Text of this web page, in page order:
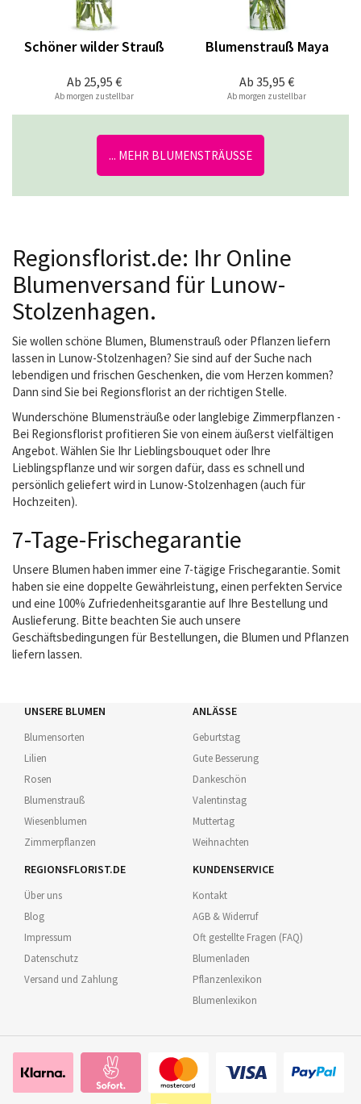
Ab 25,95 €
Schöner wilder Strauß
Ab morgen zustellbar
Ab 35,95 €
Blumenstrauß Maya
Ab morgen zustellbar
... MEHR BLUMENSTRÄUSSE
Regionsflorist.de: Ihr Online
Blumenversand für Lunow-
Stolzenhagen.
Sie wollen schöne Blumen, Blumenstrauß oder Pflanzen liefern
lassen in Lunow-Stolzenhagen? Sie sind auf der Suche nach
lebendigen und frischen Geschenken, die vom Herzen kommen?
Dann sind Sie bei Regionsflorist an der richtigen Stelle.
Wunderschöne Blumensträuße oder langlebige Zimmerpflanzen -
Bei Regionsflorist profitieren Sie von einem äußerst vielfältigen
Angebot. Wählen Sie Ihr Lieblingsbouquet oder Ihre
Lieblingspflanze und wir sorgen dafür, dass es schnell und
persönlich geliefert wird in Lunow-Stolzenhagen (auch für
Hochzeiten).
7-Tage-Frischegarantie
Unsere Blumen haben immer eine 7-tägige Frischegarantie. Somit
haben sie eine doppelte Gewährleistung, einen perfekten Service
und eine 100% Zufriedenheitsgarantie auf Ihre Bestellung und
Auslieferung. Bitte beachten Sie auch unsere
Geschäftsbedingungen für Bestellungen, die Blumen und Pflanzen
liefern lassen.
UNSERE BLUMEN
Blumensorten
Lilien
Rosen
Blumenstrauß
Wiesenblumen
Zimmerpflanzen
ANLÄSSE
Geburtstag
Gute Besserung
Dankeschön
Valentinstag
Muttertag
Weihnachten
REGIONSFLORIST.DE
Über uns
Blog
Impressum
Datenschutz
Versand und Zahlung
KUNDENSERVICE
Kontakt
AGB & Widerruf
Oft gestellte Fragen (FAQ)
Blumenladen
Pflanzenlexikon
Blumenlexikon